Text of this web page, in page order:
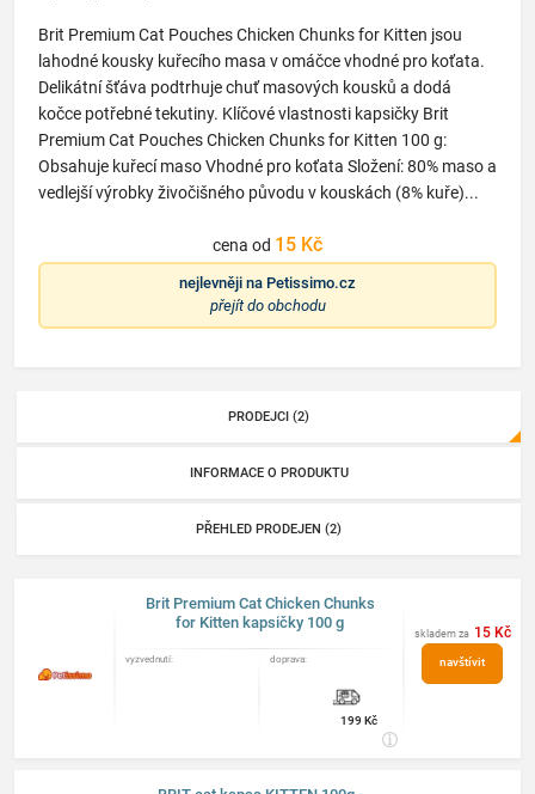
Brit Premium Cat Pouches Chicken Chunks for Kitten jsou
lahodné kousky kuřecího masa v omáčce vhodné pro koťata.
Delikátní šťáva podtrhuje chuť masových kousků a dodá
kočce potřebné tekutiny. Klíčové vlastnosti kapsičky Brit
Premium Cat Pouches Chicken Chunks for Kitten 100 g:
Obsahuje kuřecí maso Vhodné pro koťata Složení: 80% maso a
vedlejší výrobky živočišného původu v kouskách (8% kuře)...
cena od 15 Kč
nejlevněji na Petissimo.cz
přejít do obchodu
PRODEJCI (2)
INFORMACE O PRODUKTU
PŘEHLED PRODEJEN (2)
Brit Premium Cat Chicken Chunks
for Kitten kapsičky 100 g
vyzvednutí: doprava:
199 Kč
skladem za 15 Kč
navštívit